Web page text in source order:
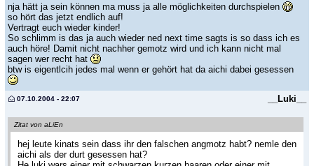
nja hätt ja sein können ma muss ja alle möglichkeiten durchspielen
so hört das jetzt endlich auf!
Vertragt euch wieder kinder!
So schlimm is das ja auch wieder ned next time sagts is so dass ich es
auch höre! Damit nicht nachher gemotz wird und ich kann nicht mal
sagen wer recht hat
btw is eigentlcih jedes mal wenn er gehört hat da aichi dabei gesessen
__Luki__
07.10.2004 - 22:07
Zitat von aLiEn
hej leute kinats sein dass ihr den falschen angmotz habt? nemle den
aichi als der durt gesessen hat?